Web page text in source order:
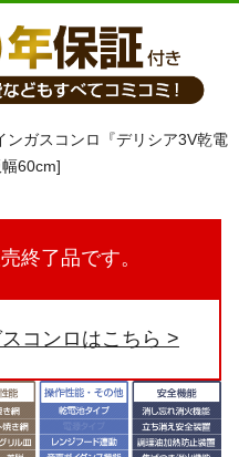
終了品です。
コンロはこちら